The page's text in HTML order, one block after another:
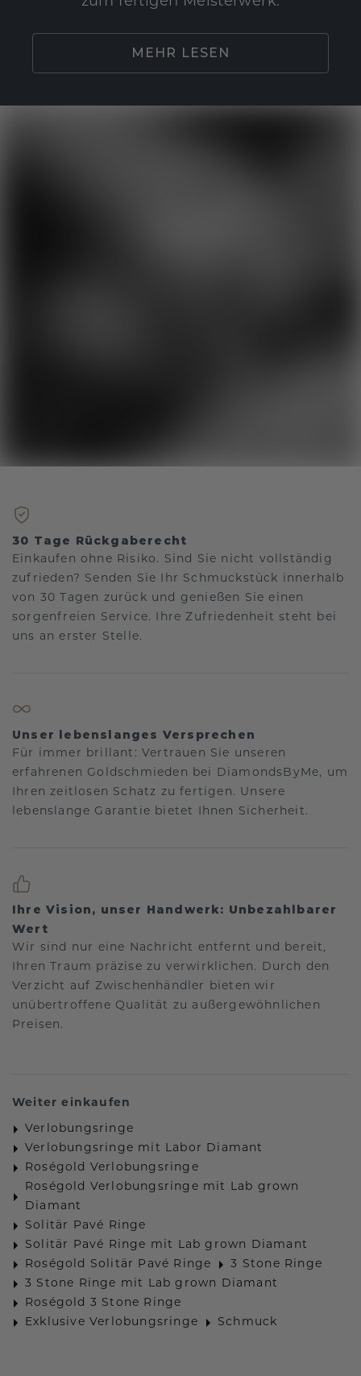
MEHR LESEN
30 Tage Rückgaberecht
Einkaufen ohne Risiko. Sind Sie nicht vollständig
zufrieden? Senden Sie Ihr Schmuckstück innerhalb
von 30 Tagen zurück und genießen Sie einen
sorgenfreien Service. Ihre Zufriedenheit steht bei
uns an erster Stelle.
Unser lebenslanges Versprechen
Für immer brillant: Vertrauen Sie unseren
erfahrenen Goldschmieden bei DiamondsByMe, um
Ihren zeitlosen Schatz zu fertigen. Unsere
lebenslange Garantie bietet Ihnen Sicherheit.
Ihre Vision, unser Handwerk: Unbezahlbarer
Wert
Wir sind nur eine Nachricht entfernt und bereit,
Ihren Traum präzise zu verwirklichen. Durch den
Verzicht auf Zwischenhändler bieten wir
unübertroffene Qualität zu außergewöhnlichen
Preisen.
Weiter einkaufen
Verlobungsringe
Verlobungsringe mit Labor Diamant
Roségold Verlobungsringe
Roségold Verlobungsringe mit Lab grown
Diamant
Solitär Pavé Ringe
Solitär Pavé Ringe mit Lab grown Diamant
Roségold Solitär Pavé Ringe
3 Stone Ringe
3 Stone Ringe mit Lab grown Diamant
Roségold 3 Stone Ringe
Exklusive Verlobungsringe
Schmuck